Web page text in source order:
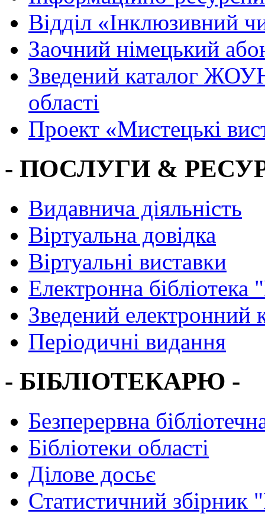
Вiддiл «Інклюзивний
Заочний німецький
Зведений каталог
області
Проект «Мистецькі
- ПОСЛУГИ &
Видавнича діяльність
Віртуальна довідка
Віртуальні виставки
Електронна
Зведений електронний
Періодичні видання
- БІБЛІОТЕКАРЮ -
Безперервна
Бібліотеки області
Ділове досьє
Статистичний